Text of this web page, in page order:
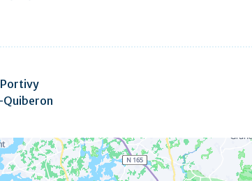
Portivy